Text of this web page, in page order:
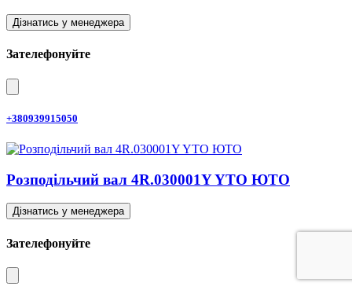
Дізнатись у менеджера
Зателефонуйте
+380939915050
Розподільчий вал 4R.030001Y YTO ЮТО
Дізнатись у менеджера
Зателефонуйте